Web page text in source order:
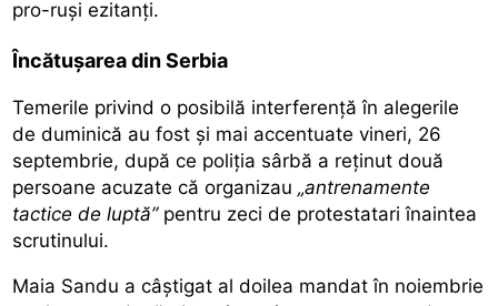
pro-ruși ezitanți.
Încătușarea din Serbia
Temerile privind o posibilă interferență în alegerile
de duminică au fost și mai accentuate vineri, 26
septembrie, după ce poliția sârbă a reținut două
persoane acuzate că organizau„antrenamente
tactice de luptă”pentru zeci de protestatari înaintea
scrutinului.
Maia Sandu a câștigat al doilea mandat în noiembrie